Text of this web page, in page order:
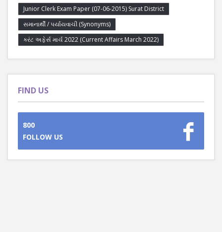
Junior Clerk Exam Paper (07-06-2015) Surat District
સમાનાર્થી / પર્યાયવાચી (Synonyms)
કરંટ અફેર્સ માર્ચ 2022 (Current Affairs March 2022)
FIND US
800
FOLLOW US